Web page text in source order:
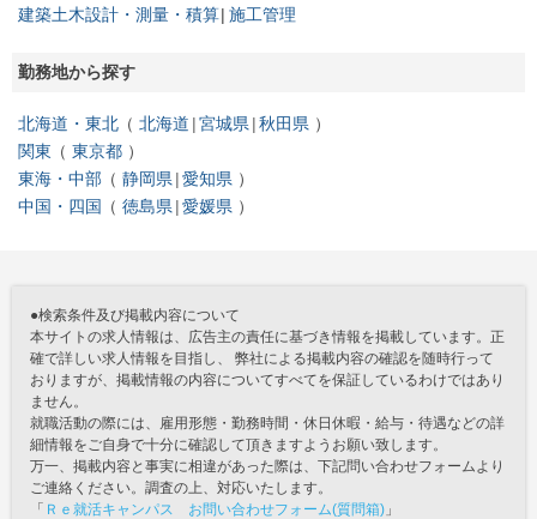
建築土木設計・測量・積算 施工管理
勤務地から探す
北海道・東北 北海道 宮城県 秋田県
関東
東京都
東海・中部
静岡県 愛知県
中国・四国
徳島県 愛媛県
●検索条件及び掲載内容について
本サイトの求人情報は、広告主の責任に基づき情報を掲載しています。正
確で詳しい求人情報を目指し、 弊社による掲載内容の確認を随時行って
おりますが、掲載情報の内容についてすべてを保証しているわけではあり
ません。
就職活動の際には、雇用形態・勤務時間・休日休暇・給与・待遇などの詳
細情報をご自身で十分に確認して頂きますようお願い致します。
万一、掲載内容と事実に相違があった際は、下記問い合わせフォームより
ご連絡ください。調査の上、対応いたします。
「 Ｒｅ就活キャンパス お問い合わせフォーム(質問箱) 」